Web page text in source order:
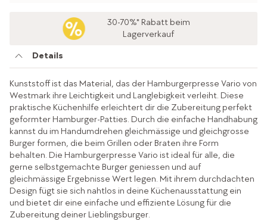
30-70%* Rabatt beim
Lagerverkauf
Details
Kunststoff ist das Material, das der Hamburgerpresse Vario von
Westmark ihre Leichtigkeit und Langlebigkeit verleiht. Diese
praktische Küchenhilfe erleichtert dir die Zubereitung perfekt
geformter Hamburger-Patties. Durch die einfache Handhabung
kannst du im Handumdrehen gleichmässige und gleichgrosse
Burger formen, die beim Grillen oder Braten ihre Form
behalten. Die Hamburgerpresse Vario ist ideal für alle, die
gerne selbstgemachte Burger geniessen und auf
gleichmässige Ergebnisse Wert legen. Mit ihrem durchdachten
Design fügt sie sich nahtlos in deine Küchenausstattung ein
und bietet dir eine einfache und effiziente Lösung für die
Zubereitung deiner Lieblingsburger.